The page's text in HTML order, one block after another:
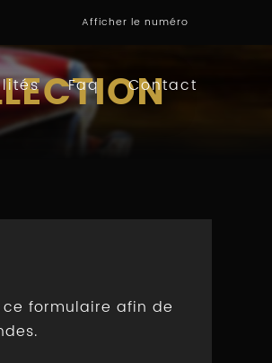
Afficher le numéro
Faq Contact
formulaire afin de